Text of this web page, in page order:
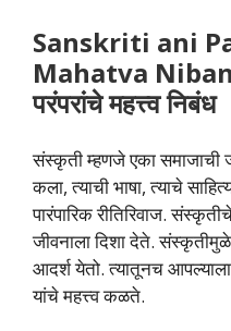
Sanskriti ani
Mahatva
परंपरांचे महत्त्व निबंध
संस्कृती म्हणजे एका समाजाची
कला, त्याची भाषा, त्याचे
पारंपारिक रीतिरिवाज.
जीवनाला दिशा देते.
आदर्श येतो. त्यातूनच
यांचे महत्त्व कळते.